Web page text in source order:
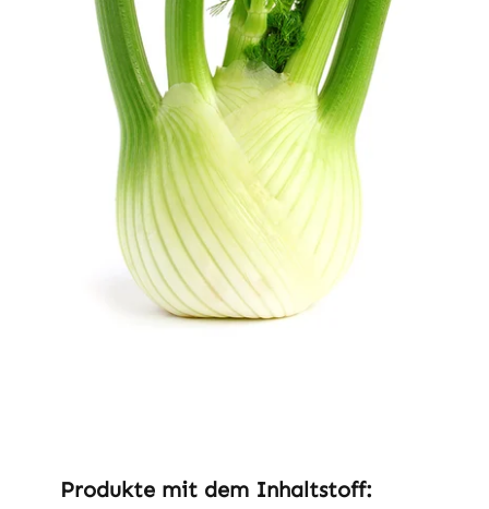
Produktgalerie überspringen
Produkte mit dem Inhaltstoff: